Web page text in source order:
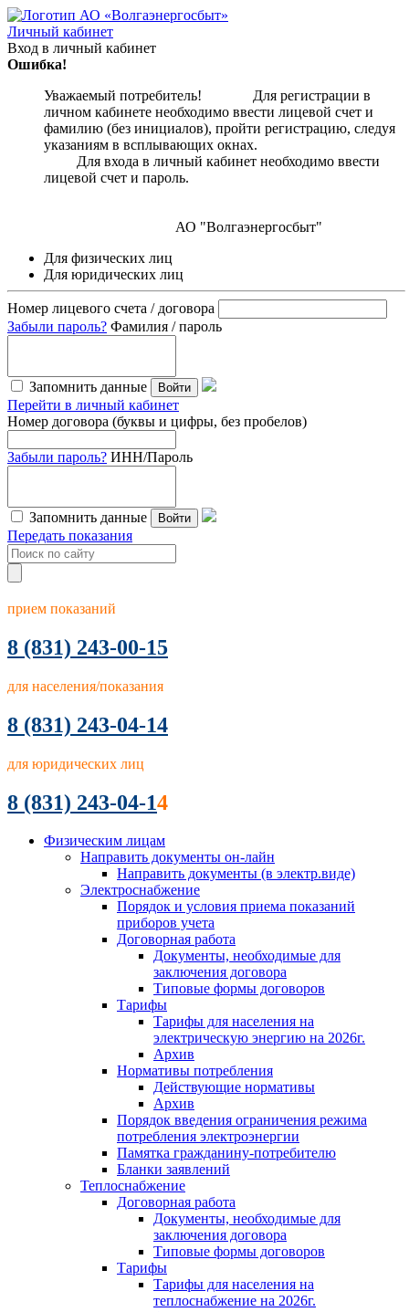
Личный кабинет
Вход в личный кабинет
Ошибка!
Уважаемый потребитель! Для регистрации в
личном кабинете необходимо ввести лицевой счет и
фамилию (без инициалов), пройти регистрацию, следуя
указаниям в всплывающих окнах.
Для входа в личный кабинет необходимо ввести
лицевой счет и пароль.
АО "Волгаэнергосбыт"
Для физических лиц
Для юридических лиц
Номер лицевого счета / договора
Забыли пароль? Фамилия / пароль
Запомнить данные Войти
Перейти в личный кабинет
Номер договора (буквы и цифры, без пробелов)
Забыли пароль? ИНН/Пароль
Запомнить данные Войти
Передать показания
прием показаний
8 (831) 243-00-15
для населения/показания
8 (831) 243-04-14
для юридических лиц
8 (831) 243-04-14
Физическим лицам
Направить документы он-лайн
Направить документы (в электр.виде)
Электроснабжение
Порядок и условия приема показаний
приборов учета
Договорная работа
Документы, необходимые для
заключения договора
Типовые формы договоров
Тарифы
Тарифы для населения на
электрическую энергию на 2026г.
Архив
Нормативы потребления
Действующие нормативы
Архив
Порядок введения ограничения режима
потребления электроэнергии
Памятка гражданину-потребителю
Бланки заявлений
Теплоснабжение
Договорная работа
Документы, необходимые для
заключения договора
Типовые формы договоров
Тарифы
Тарифы для населения на
теплоснабжение на 2026г.